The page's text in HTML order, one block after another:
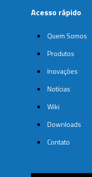
Acesso rápido
Quem Somos
Produtos
Inovações
Notícias
Wiki
Downloads
Contato